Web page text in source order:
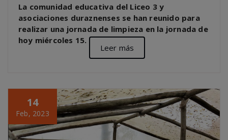
La comunidad educativa del Liceo 3 y
asociaciones duraznenses se han reunido para
realizar una jornada de limpieza en la jornada de
hoy miércoles 15.
Leer más
14
Feb, 2023